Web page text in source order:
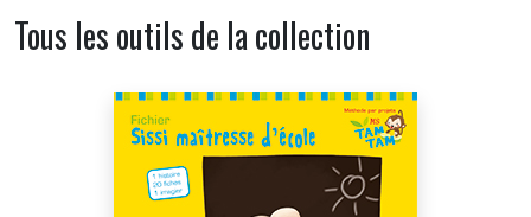
Tous les outils de la collection